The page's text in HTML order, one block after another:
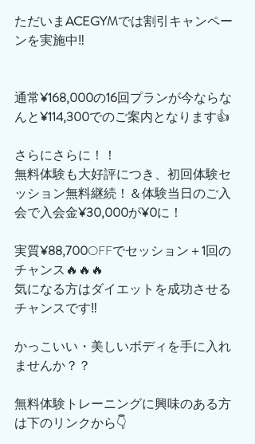
ただいまACEGYMでは割引キャンペー
ンを実施中‼️
通常¥168,000の16回プランが今ならな
んと¥114,300でのご案内となります👍
さらにさらに！！
無料体験も大好評につき、初回体験セ
ッション無料継続！＆体験当日のご入
会で入会金¥30,000が¥0に！
実質¥88,700OFFでセッション＋1回の
チャンス🔥🔥🔥
気になる方はダイエットを成功させる
チャンスです‼️
かっこいい・美しいボディを手に入れ
ませんか？？
無料体験トレーニングに興味のある方
は下のリンクから👇